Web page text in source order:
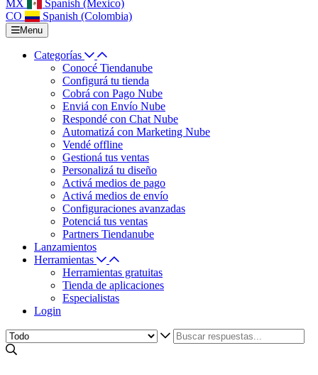
MX
Spanish (Mexico)
CO
Spanish (Colombia)
Menu
Categorías
Conocé Tiendanube
Configurá tu tienda
Cobrá con Pago Nube
Enviá con Envío Nube
Respondé con Chat Nube
Automatizá con Marketing Nube
Vendé offline
Gestioná tus ventas
Personalizá tu diseño
Activá medios de pago
Activá medios de envío
Configuraciones avanzadas
Potenciá tus ventas
Partners Tiendanube
Lanzamientos
Herramientas
Herramientas gratuitas
Tienda de aplicaciones
Especialistas
Login